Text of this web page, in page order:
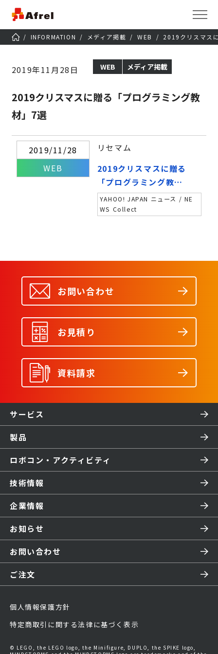
INFORMATION メディア掲載 WEB 2019クリスマス
2019年11月28日 WEB メディア掲載
2019クリスマスに贈る「プログラミング教
材」7選
2019/11/28
WEB
リセマム
2019クリスマスに贈る
「プログラミング教
材」7選
YAHOO! JAPAN ニュース / NE
WS Collect
お問い合わせ
お見積り
資料請求
サービス
製品
ロボコン・アクティビティ
技術情報
企業情報
お知らせ
お問い合わせ
ご注文
個人情報保護方針
特定商取引に関する法律に基づく表示
© LEGO, the LEGO logo, the Minifigure, DUPLO, the SPIKE logo,